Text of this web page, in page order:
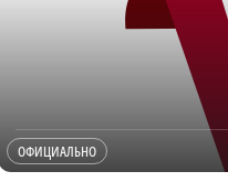
ОФИЦИАЛЬНО